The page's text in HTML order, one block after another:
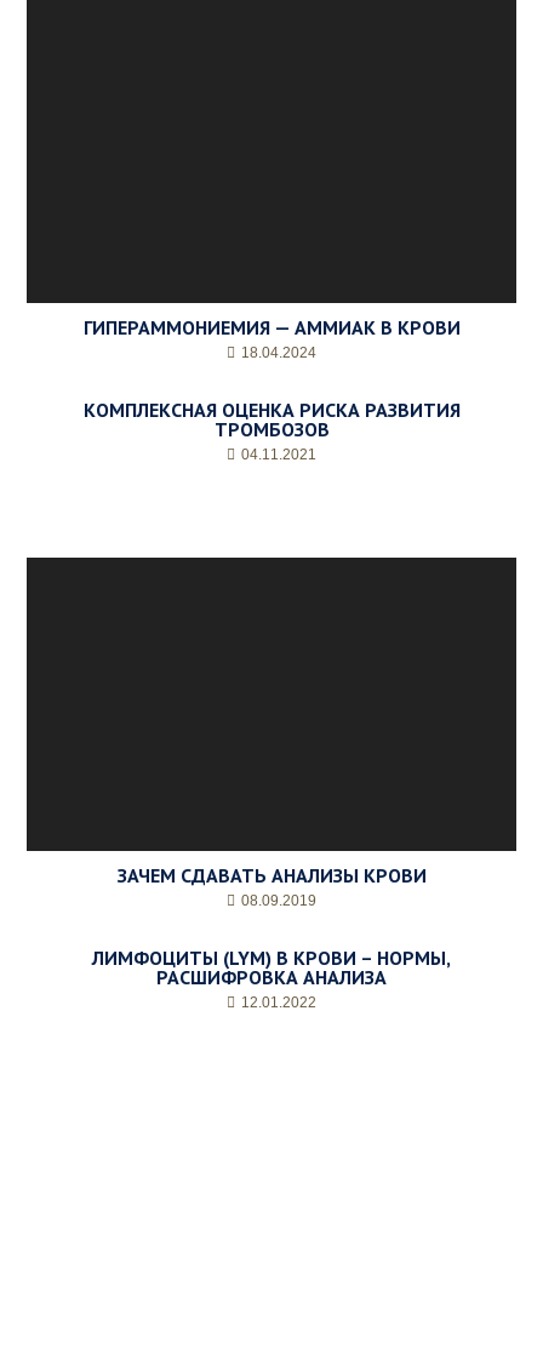
ГИПЕРАММОНИЕМИЯ — АММИАК В КРОВИ
18.04.2024
КОМПЛЕКСНАЯ ОЦЕНКА РИСКА РАЗВИТИЯ
ТРОМБОЗОВ
04.11.2021
ЗАЧЕМ СДАВАТЬ АНАЛИЗЫ КРОВИ
08.09.2019
ЛИМФОЦИТЫ (LYM) В КРОВИ – НОРМЫ,
РАСШИФРОВКА АНАЛИЗА
12.01.2022